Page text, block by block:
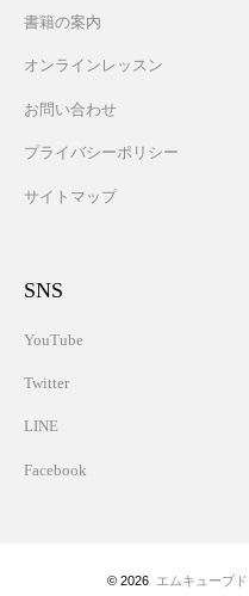
書籍の案内
オンラインレッスン
お問い合わせ
プライバシーポリシー
サイトマップ
SNS
YouTube
Twitter
LINE
Facebook
© 2026 エムキューブ